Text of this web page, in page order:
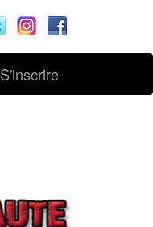
S'inscrire